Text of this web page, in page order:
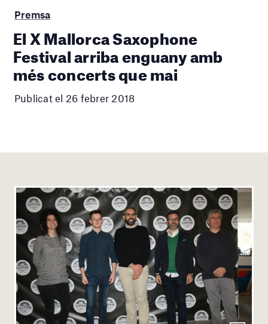
Premsa
El X Mallorca Saxophone
Festival arriba enguany amb
més concerts que mai
Publicat el 26 febrer 2018